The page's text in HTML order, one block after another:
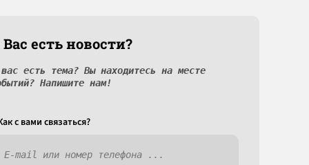
есть новости?
есть тема? Вы находитесь на месте
Напишите нам!
c вами связаться?